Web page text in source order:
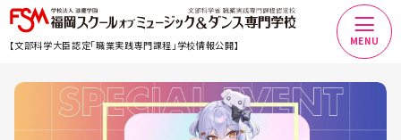
【文部科学大臣認定「職業実践専門課程」学校情報公開】 MENU